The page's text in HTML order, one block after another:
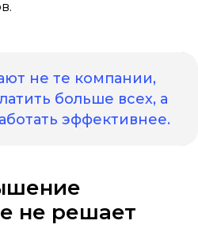
не те компании,
больше всех, а
эффективнее.
не решает